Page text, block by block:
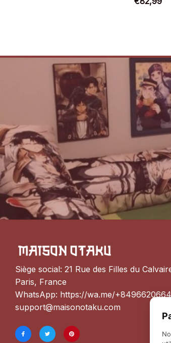
Siège social: 21 Rue des Filles du
Paris, France
WhatsApp: https://wa.me/
support@maisonotaku.com